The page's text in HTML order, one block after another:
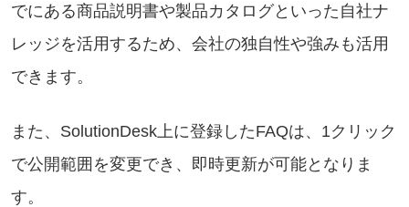
でにある商品説明書や製品カタログといった自社ナ
レッジを活用するため、会社の独自性や強みも活用
できます。
また、SolutionDesk上に登録したFAQは、1クリック
で公開範囲を変更でき、即時更新が可能となりま
す。